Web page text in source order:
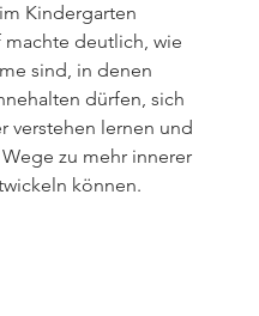
Kindergarten
machte deutlich, wie
sind, in denen
dürfen, sich
verstehen lernen und
zu mehr innerer
können.